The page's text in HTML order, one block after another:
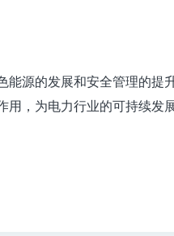
源的发展和安全管理的提
，为电力行业的可持续发展